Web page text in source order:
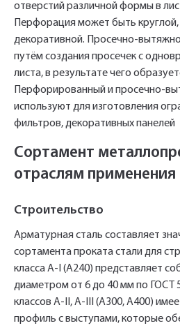
отверстий различной формы в
Перфорация может быть
декоративной. Просечно-
путём создания просечек с
листа, в результате чего
Перфорированный и просечно-
используют для изготовления
фильтров, декоративных панелей
Сортамент
отраслям применения
Строительство
Арматурная сталь составляет
сортамента проката стали для
класса А-I (А240) представляет
диаметром от 6 до 40 мм по ГОСТ
классов А-II, А-III (А300, А400)
профиль с выступами, которые